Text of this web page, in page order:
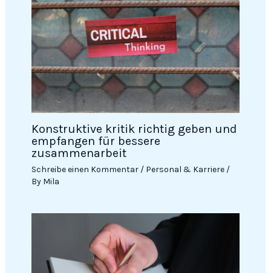
Konstruktive kritik richtig geben und
empfangen für bessere
zusammenarbeit
Schreibe einen Kommentar / Personal & Karriere/
By Mila